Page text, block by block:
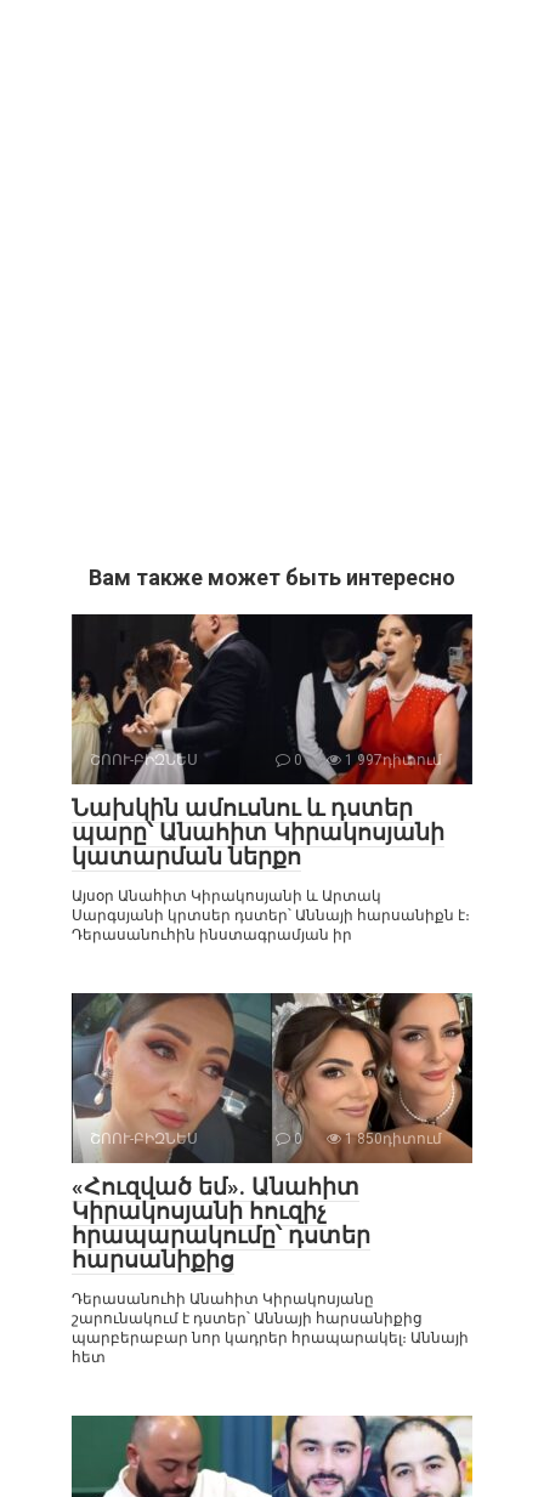
Вам также может быть интересно
ՇՈՈՒ-ԲԻԶՆԵՍ 0 1 997դիտում
Նախկին ամուսնու և դստեր
պարը՝ Անահիտ Կիրակոսյանի
կատարման ներքո
Այսօր Անահիտ Կիրակոսյանի և Արտակ
Սարգսյանի կրտսեր դստեր՝ Աննայի հարսանիքն է։
Դերասանուհին ինստագրամյան իր
ՇՈՈՒ-ԲԻԶՆԵՍ 0 1 850դիտում
«Հուզված եմ». Անահիտ
Կիրակոսյանի հուզիչ
հրապարակումը՝ դստեր
հարսանիքից
Դերասանուհի Անահիտ Կիրակոսյանը
շարունակում է դստեր՝ Աննայի հարսանիքից
պարբերաբար նոր կադրեր հրապարակել։ Աննայի
հետ